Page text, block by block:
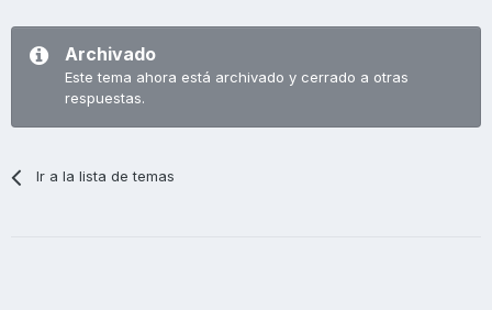
Archivado
Este tema ahora está archivado y cerrado a otras
respuestas.
Ir a la lista de temas